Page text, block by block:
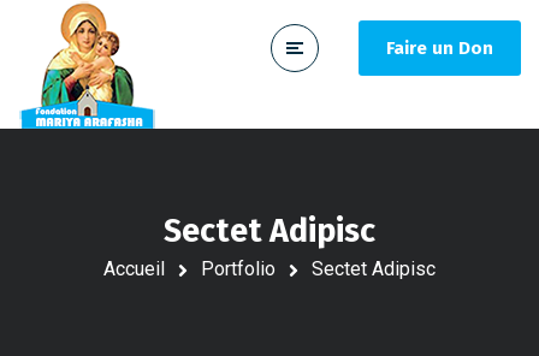
Faire un Don
Sectet Adipisc
Accueil Portfolio Sectet Adipisc